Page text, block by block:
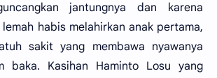
jantungnya dan karena
habis melahirkan anak pertama,
sakit yang membawa nyawanya
baka. Kasihan Haminto Losu yang